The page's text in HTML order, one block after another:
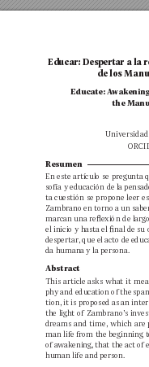
Educar: Despertar a la
de los
Educate: Awakenin
the M
Univ
OR
Resumen
En este artículo se pregunta
sofía y educación de la
ta cuestión se propone leer
Zambrano en torno a un
marcan una reexión de
el inicio y hasta el nal de su
despertar, que el acto de
da humana y la persona.
Abstract
This article asks what it
phy and education of the
tion, it is proposed as an
the light of Zambrano’s inv
dreams and time, which are
man life from the beginning t
of awakening, that the act of
human life and person.